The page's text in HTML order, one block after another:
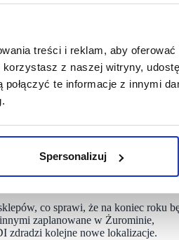
treści i reklam, aby
z naszej witryny,
te informacje z innymi
Spersonalizuj
zlokalizowana przy ulicy
zaplanowało dla swoich
na miesiąc sukcesywnie się
nie zwalniamy tempa, otwierając
w Polsce.
cenach i wierzymy, że
– zgodnie z hasłem „Raz ALDI
co sprawi, że na koniec roku
zaplanowane w Żurominie,
zdradzi kolejne nowe lokalizacje.